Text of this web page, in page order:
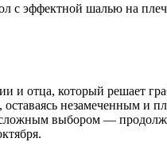
с эффектной шалью на
и отца, который решает
незамеченным и
выбором —